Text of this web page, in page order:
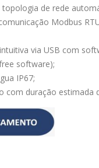
de rede
Modbus
via USB com
software);
IP67;
com duração estimada